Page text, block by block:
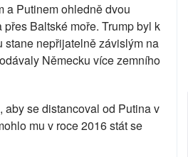
a Putinem ohledně dvou
Baltské moře. Trump byl k
stane nepřijatelně závislým na
Německu více zemního
aby se distancoval od Putina v
mu v roce 2016 stát se